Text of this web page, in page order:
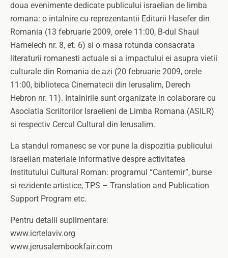
doua evenimente dedicate publicului israelian de limba
romana: o intalnire cu reprezentantii Editurii Hasefer din
Romania (13 februarie 2009, orele 11:00, B-dul Shaul
Hamelech nr. 8, et. 6) si o masa rotunda consacrata
literaturii romanesti actuale si a impactului ei asupra vietii
culturale din Romania de azi (20 februarie 2009, orele
11:00, biblioteca Cinematecii din Ierusalim, Derech
Hebron nr. 11). Intalnirile sunt organizate in colaborare cu
Asociatia Scriitorilor Israelieni de Limba Romana (ASILR)
si respectiv Cercul Cultural din Ierusalim.
La standul romanesc se vor pune la dispozitia publicului
israelian materiale informative despre activitatea
Institutului Cultural Roman: programul “Cantemir”, burse
si rezidente artistice, TPS – Translation and Publication
Support Program etc.
Pentru detalii suplimentare:
www.icrtelaviv.org
www.jerusalembookfair.com